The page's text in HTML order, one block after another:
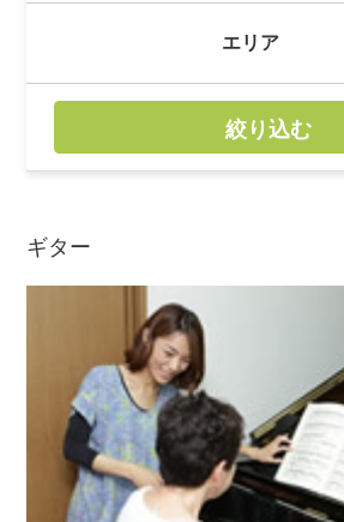
絞り込む
ギター